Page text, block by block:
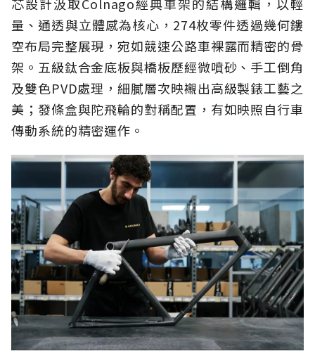
量、通透與立體感為核心，274枚零件透過幾何鏤
空布局完整展現，宛如競速公路車裸露而精密的骨
架。五級鈦合金底板與橋板歷經微噴砂、手工倒角
及雙色PVD處理，細膩層次映襯出高級製錶工藝之
美；發條盒與陀飛輪的對稱配置，有如映照自行車
傳動系統的精密運作。